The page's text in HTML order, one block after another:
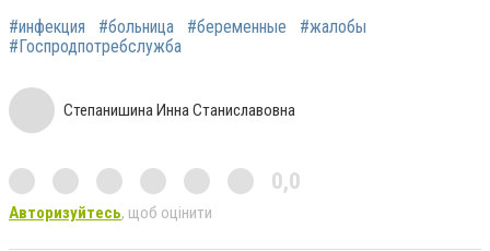
#инфекция #больница #беременные
#жалобы
#Госпродпотребслужба
Степанишина Инна Станиславовна
0,0
Авторизуйтесь, щоб оцінити